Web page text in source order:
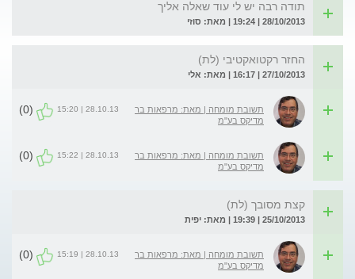
תודה רבה יש לי עוד שאלה אליך
28/10/2013 | 19:24 | מאת: סוזי
החזר רקטואקטיבי (לת)
27/10/2013 | 16:17 | מאת: אלי
תשובת מומחה | מאת: מרפאות בר
מדיקס בע"מ
28.10.13 | 15:20
(0)
תשובת מומחה | מאת: מרפאות בר
מדיקס בע"מ
28.10.13 | 15:22
(0)
קצת מסובך (לת)
25/10/2013 | 19:39 | מאת: יפית
תשובת מומחה | מאת: מרפאות בר
מדיקס בע"מ
28.10.13 | 15:19
(0)